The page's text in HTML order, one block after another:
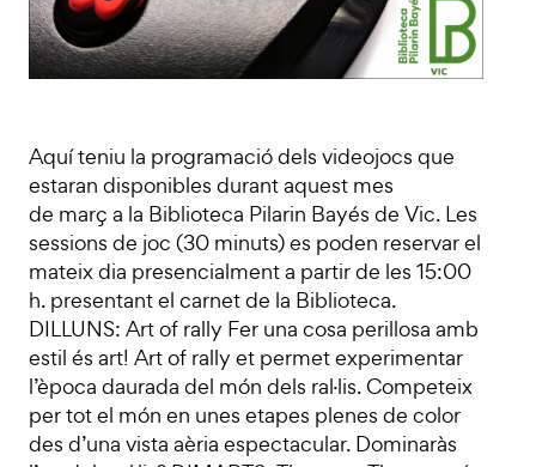
Aquí teniu la programació dels videojocs que
estaran disponibles durant aquest mes
de març a la Biblioteca Pilarin Bayés de Vic. Les
sessions de joc (30 minuts) es poden reservar el
mateix dia presencialment a partir de les 15:00
h. presentant el carnet de la Biblioteca.
DILLUNS: Art of rally Fer una cosa perillosa amb
estil és art! Art of rally et permet experimentar
l’època daurada del món dels ral·lis. Competeix
per tot el món en unes etapes plenes de color
des d’una vista aèria espectacular. Dominaràs